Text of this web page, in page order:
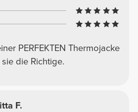
PERFEKTEN Thermojacke
die Richtige.
F.